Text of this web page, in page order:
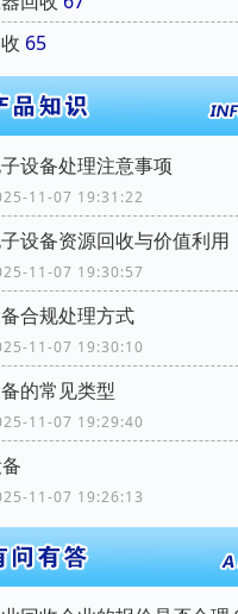
65
设备处理注意事项
11-07 19:31:22
设备资源回收与价值利用
11-07 19:30:57
合规处理方式
11-07 19:30:10
的常见类型
11-07 19:29:40
11-07 19:26:13